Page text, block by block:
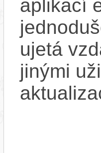
aplikací
ujetá
jinými